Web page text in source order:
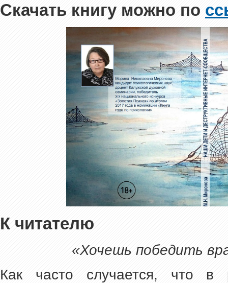
Скачать книгу можно по
К читателю
«Хочешь победить
Как часто случается, что в